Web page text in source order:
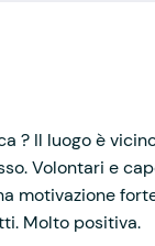
Il luogo è
Volontari e
Molto positiva.